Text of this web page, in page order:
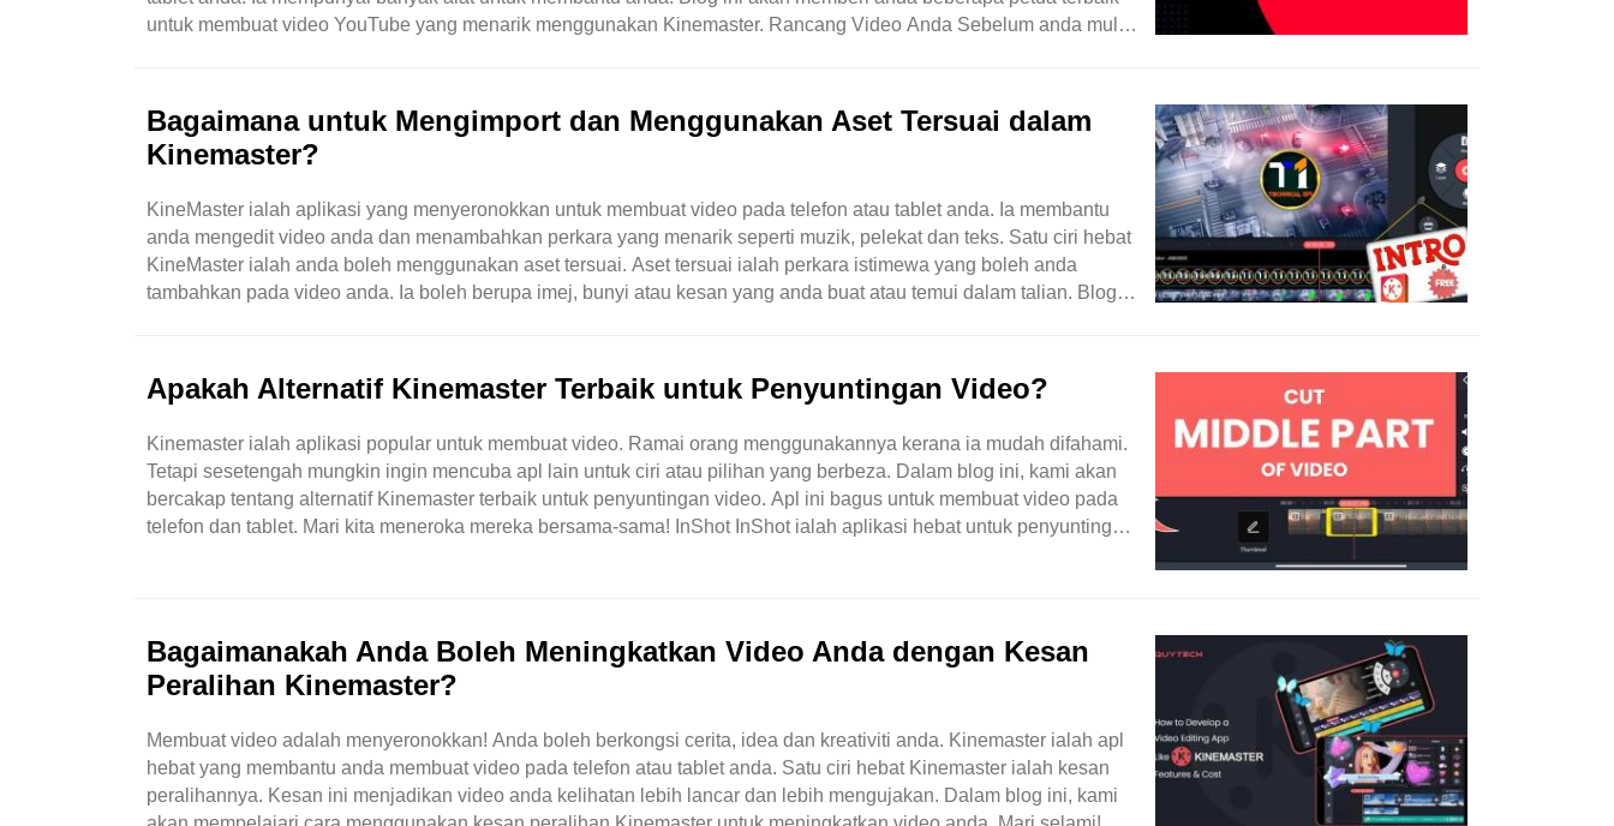
untuk membuat video YouTube yang menarik menggunakan Kinemaster. Rancang Video Anda Sebelum anda mula
Bagaimana untuk Mengimport dan Menggunakan Aset Tersuai dalam
Kinemaster?
KineMaster ialah aplikasi yang menyeronokkan untuk membuat video pada telefon atau tablet anda. Ia membantu
anda mengedit video anda dan menambahkan perkara yang menarik seperti muzik, pelekat dan teks. Satu ciri hebat
KineMaster ialah anda boleh menggunakan aset tersuai. Aset tersuai ialah perkara istimewa yang boleh anda
tambahkan pada video anda. Ia boleh berupa imej, bunyi atau kesan yang anda buat atau temui dalam talian. Blog
Apakah Alternatif Kinemaster Terbaik untuk Penyuntingan Video?
Kinemaster ialah aplikasi popular untuk membuat video. Ramai orang menggunakannya kerana ia mudah difahami.
Tetapi sesetengah mungkin ingin mencuba apl lain untuk ciri atau pilihan yang berbeza. Dalam blog ini, kami akan
bercakap tentang alternatif Kinemaster terbaik untuk penyuntingan video. Apl ini bagus untuk membuat video pada
telefon dan tablet. Mari kita meneroka mereka bersama-sama! InShot InShot ialah aplikasi hebat untuk penyuntingan
Bagaimanakah Anda Boleh Meningkatkan Video Anda dengan Kesan
Peralihan Kinemaster?
Membuat video adalah menyeronokkan! Anda boleh berkongsi cerita, idea dan kreativiti anda. Kinemaster ialah apl
hebat yang membantu anda membuat video pada telefon atau tablet anda. Satu ciri hebat Kinemaster ialah kesan
peralihannya. Kesan ini menjadikan video anda kelihatan lebih lancar dan lebih mengujakan. Dalam blog ini, kami